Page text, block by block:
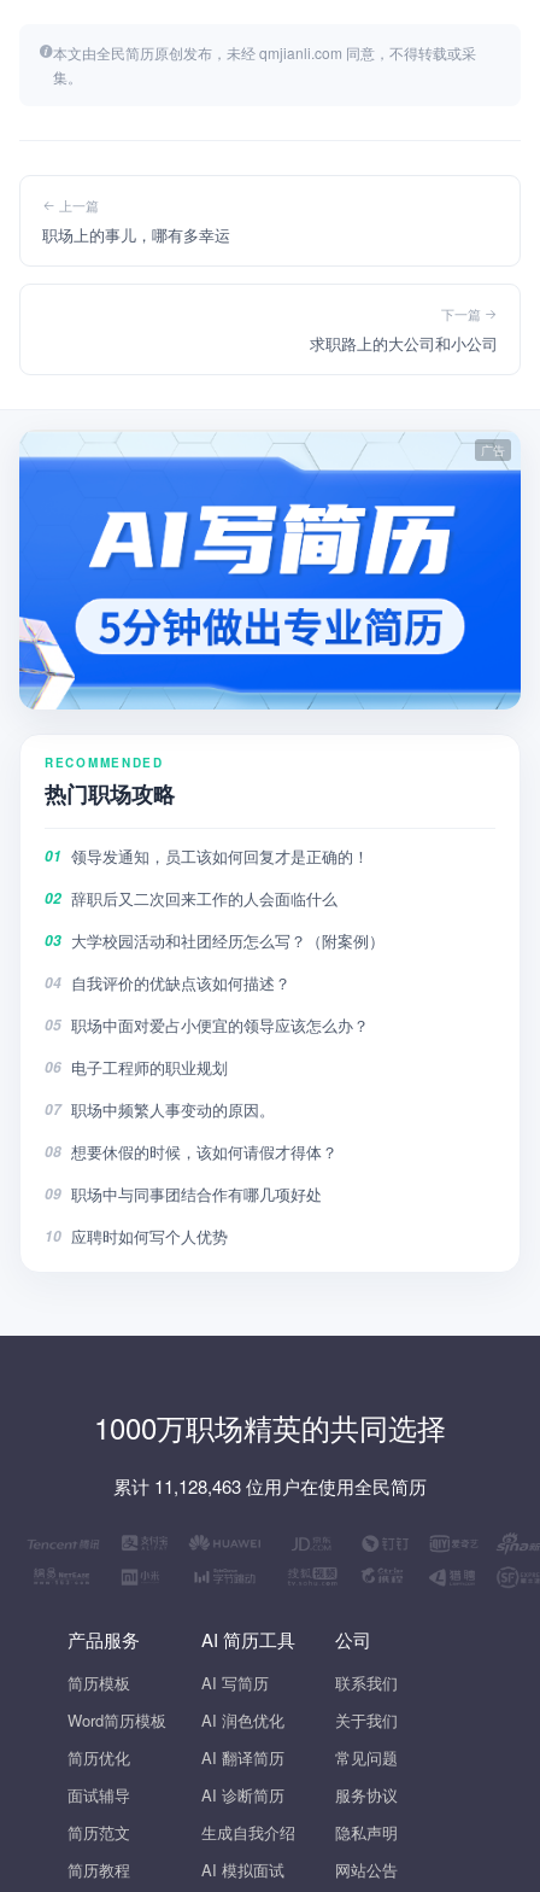
本文由全民简历原创发布，未经 qmjianli.com 同意，不得转载或采
集。
上一篇
职场上的事儿，哪有多幸运
下一篇
求职路上的大公司和小公司
RECOMMENDED
热门职场攻略
01 领导发通知，员工该如何回复才是正确的！
02 辞职后又二次回来工作的人会面临什么
03 大学校园活动和社团经历怎么写？（附案例）
04 自我评价的优缺点该如何描述？
05 职场中面对爱占小便宜的领导应该怎么办？
06 电子工程师的职业规划
07 职场中频繁人事变动的原因。
08 想要休假的时候，该如何请假才得体？
09 职场中与同事团结合作有哪几项好处
10 应聘时如何写个人优势
1000万职场精英的共同选择
累计 11,128,463 位用户在使用全民简历
产品服务
简历模板
Word简历模板
简历优化
面试辅导
简历范文
简历教程
AI 简历工具
AI 写简历
AI 润色优化
AI 翻译简历
AI 诊断简历
生成自我介绍
AI 模拟面试
公司
联系我们
关于我们
常见问题
服务协议
隐私声明
网站公告